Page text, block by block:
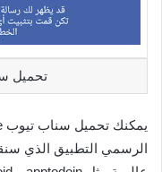
تحميل
الرسمي التطبيق الذي